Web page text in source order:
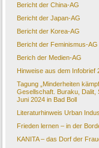
Bericht der China-AG
Bericht der Japan-AG
Bericht der Korea-AG
Bericht der Feminismus-AG
Berich der Medien-AG
Hinweise aus dem Infobrief
Tagung „Minderheiten
Gesellschaft. Buraku, Dalit,
Juni 2024 in Bad Boll
Literaturhinweis Urban
Frieden lernen – in der
KANITA – das Dorf der